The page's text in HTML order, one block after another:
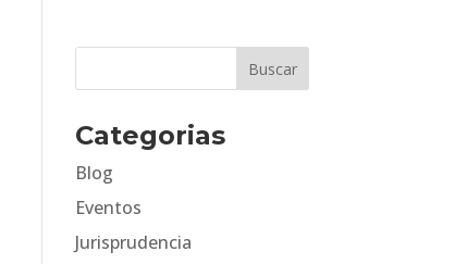
Categorias
Blog
Eventos
Jurisprudencia